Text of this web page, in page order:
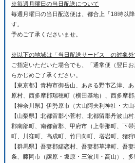
※毎週月曜日の当日配送について
毎週月曜日の当日配送便は、都合上「18時以
す。
予めご了承くださいませ。
※以下の地域は「当日配送サービス」の対象外
ご指定いただいた場合でも、「通常便（翌日
らかじめご了承ください。
【東京都】青梅市御岳山、あきる野市乙津、
原村、西多摩郡瑞穂町（横田基地）、西多摩
【神奈川県】伊勢原市（大山阿夫利神社・大山
【山梨県】北都留郡小菅村、北都留郡丹波山
郡南部町、南都留郡、甲府市（上帯那町、下
町、川窪町、高成町、竹日向町、塔岩町、猪狩
【群馬県】吾妻郡嬬恋村、吾妻郡草津町、吾
条、藤岡市（譲原・坂原・三波川・高山）、